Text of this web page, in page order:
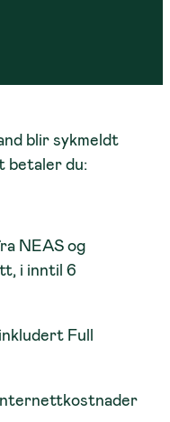
blir sykmeldt
betaler du:
NEAS og
i inntil 6
Full